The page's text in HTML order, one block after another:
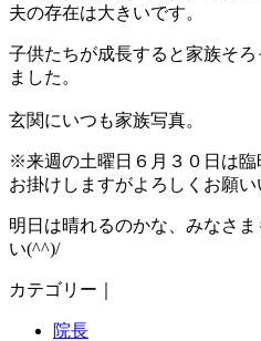
夫の存在は大きいです。
子供たちが成長すると家族そ
ました。
玄関にいつも家族写真。
※来週の土曜日６月３０日は
お掛けしますがよろしくお願い
明日は晴れるのかな、みなさ
い(^^)/
カテゴリー｜
院長